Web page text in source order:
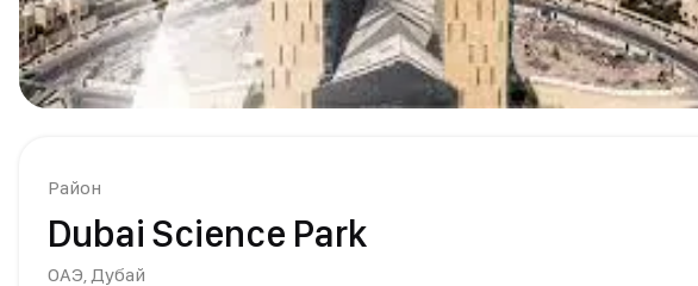
Район
Dubai Science Park
ОАЭ,Дубай